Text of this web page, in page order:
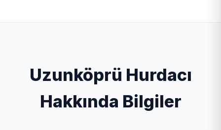
nakit ödeme ve hızlı havale/EFT yöntemi ile
Uzunköprü Hurdacı
Hakkında Bilgiler